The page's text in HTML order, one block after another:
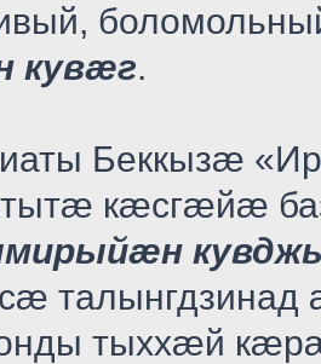
кувæг.
Беккызæ
кæсгæйæ
тыххæй